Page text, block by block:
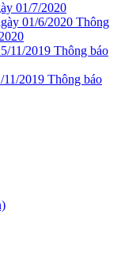
01/7/2020
Thông
Thông báo
Thông báo